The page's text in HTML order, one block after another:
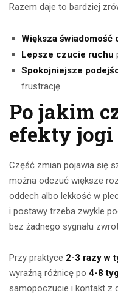
Razem daje to bardziej
Większa świadomość
Lepsze czucie ruchu
Spokojniejsze
frustrację.
Po jakim
efekty jogi
Część zmian pojawia się
można odczuć większe
oddech albo lekkość w
i postawy trzeba zwykle
bez żadnego sygnału
Przy praktyce 2-3 razy w
wyraźną różnicę po 4-8
samopoczucie i kontakt z